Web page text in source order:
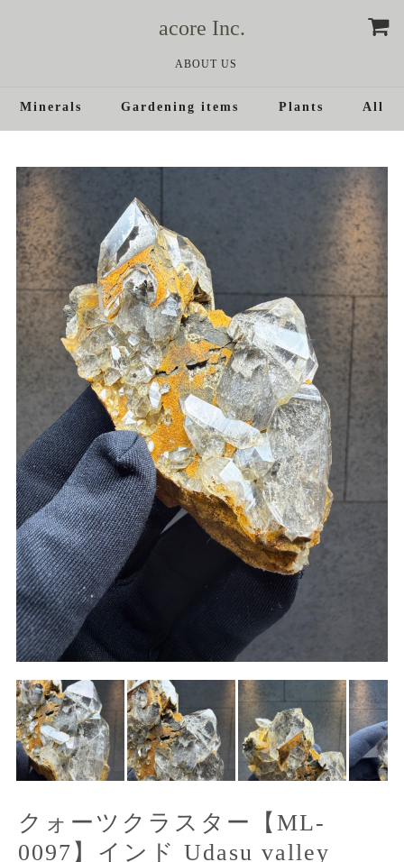
acore Inc.
ABOUT US
Minerals Gardening items Plants All
クォーツクラスター【ML-
0097】インド Udasu valley